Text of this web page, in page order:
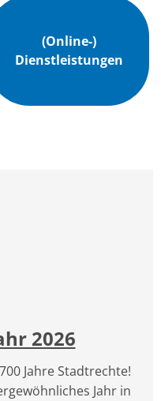
(Online-)
Dienstleistungen
2026
Jahre Stadtrechte!
Jahr in